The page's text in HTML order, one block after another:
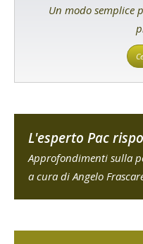
Un modo semplice
L'esperto Pac
Approfondimenti sulla
a cura di Angelo